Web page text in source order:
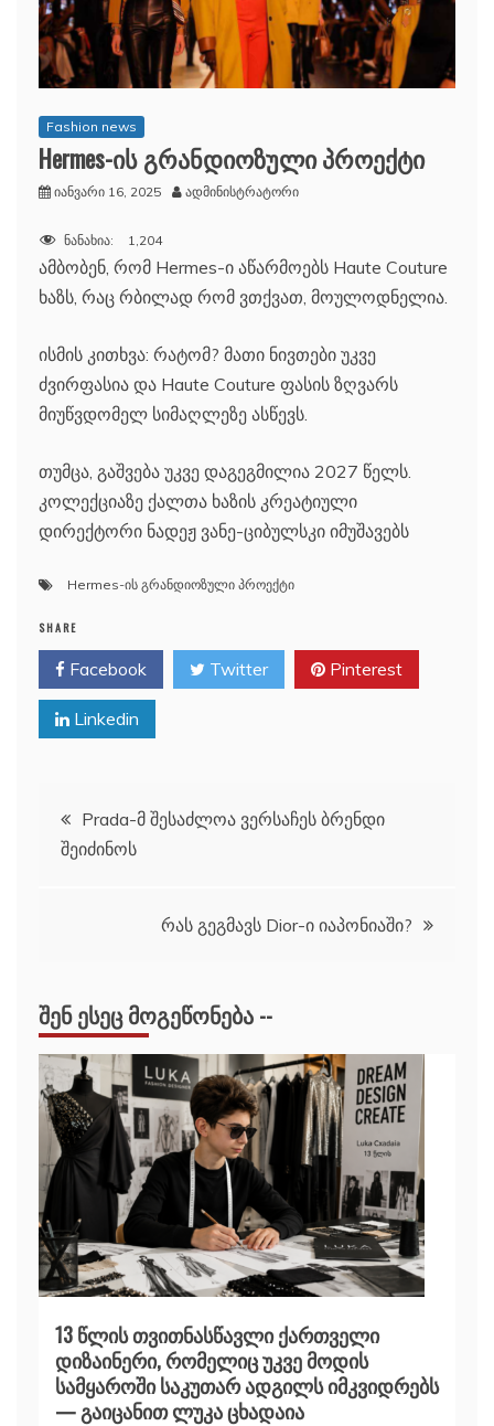
Fashion news
Hermes-ის გრანდიოზული პროექტი
იანვარი 16, 2025 ადმინისტრატორი
ნანახია: 1,204
ამბობენ, რომ Hermes-ი აწარმოებს Haute Couture
ხაზს, რაც რბილად რომ ვთქვათ, მოულოდნელია.
ისმის კითხვა: რატომ? მათი ნივთები უკვე
ძვირფასია და Haute Couture ფასის ზღვარს
მიუწვდომელ სიმაღლეზე ასწევს.
თუმცა, გაშვება უკვე დაგეგმილია 2027 წელს.
კოლექციაზე ქალთა ხაზის კრეატიული
დირექტორი ნადეჟ ვანე-ციბულსკი იმუშავებს
Hermes-ის გრანდიოზული პროექტი
SHARE
Facebook Twitter Pinterest
Linkedin
პოსტის
ნავიგაცია
Prada-მ შესაძლოა ვერსაჩეს ბრენდი
შეიძინოს
რას გეგმავს Dior-ი იაპონიაში?
ᲨᲔᲜ ᲔᲡᲔᲪ ᲛᲝᲒᲔᲬᲝᲜᲔᲑᲐ --
13 წლის თვითნასწავლი ქართველი
დიზაინერი, რომელიც უკვე მოდის
სამყაროში საკუთარ ადგილს იმკვიდრებს
— გაიცანით ლუკა ცხადაია